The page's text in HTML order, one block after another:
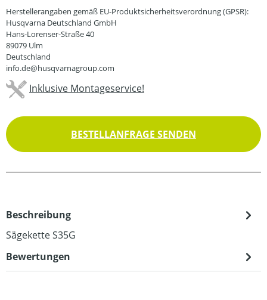
Herstellerangaben gemäß EU-Produktsicherheitsverordnung (GPSR):
Husqvarna Deutschland GmbH
Hans-Lorenser-Straße 40
89079 Ulm
Deutschland
info.de@husqvarnagroup.com
Inklusive Montageservice!
BESTELLANFRAGE SENDEN
Beschreibung
Sägekette S35G
Bewertungen